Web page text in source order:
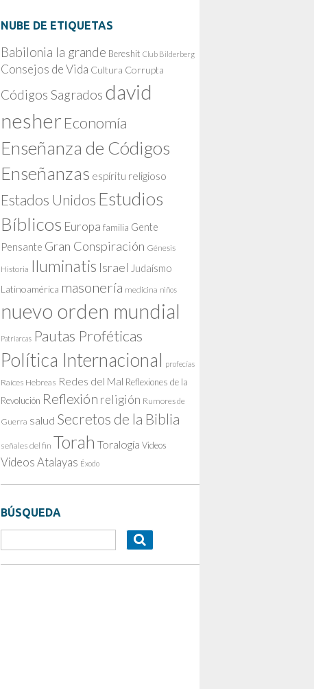
NUBE DE ETIQUETAS
Babilonia la grande Bereshit Club Bilderberg
Consejos de Vida Cultura Corrupta
Códigos Sagrados david
nesher Economía
Enseñanza de Códigos
Enseñanzas espíritu religioso
Estados Unidos Estudios
Bíblicos Europa familia Gente
Pensante Gran Conspiración Génesis
Historia Iluminatis Israel Judaísmo
Latinoamérica masonería medicina niños
nuevo orden mundial
Patriarcas Pautas Proféticas
Política Internacional profecías
Raíces Hebreas Redes del Mal Reflexiones de la
Revolución Reflexión religión Rumores de
Guerra salud Secretos de la Biblia
señales del fin Torah Toralogía Videos
Videos Atalayas Éxodo
BÚSQUEDA